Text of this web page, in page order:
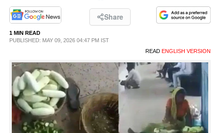
PHOTOS
LIFESTYLE
SPIRITUAL
INFO+
ART
Share
1 MIN READ
PUBLISHED: MAY 09, 2026 04:47 PM IST
READ ENGLISH VERSION